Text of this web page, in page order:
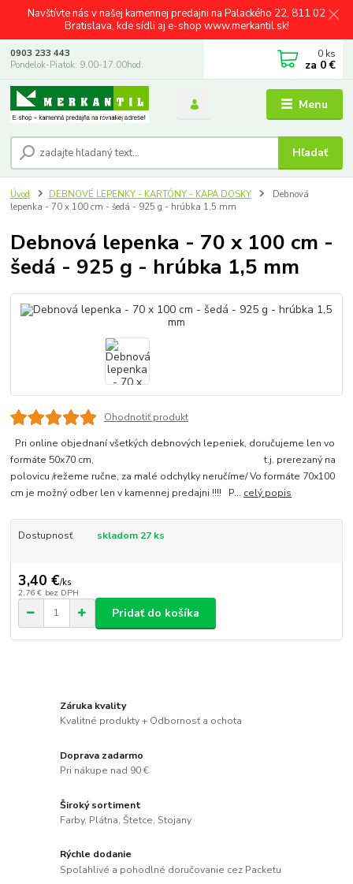
Navštívte nás v našej kamennej predajni na Palackého 22, 811 02
Bratislava, kde sídli aj e-shop www.merkantil.sk!
Menu
Hľadať
0903 233 443
Pondelok-Piatok: 9.00-17.00hod.
0 ks
za 0 €
Úvod DEBNOVÉ LEPENKY - KARTÓNY - KAPA DOSKY
Debnová
lepenka - 70 x 100 cm - šedá - 925 g - hrúbka 1,5 mm
Debnová lepenka - 70 x 100 cm -
šedá - 925 g - hrúbka 1,5 mm
Ohodnotiť produkt
Pri online objednaní všetkých debnových lepeniek, doručujeme len vo
formáte 50x70 cm, t.j. prerezaný na
polovicu /režeme ručne, za malé odchylky neručíme/ Vo formáte 70x100
cm je možný odber len v kamennej predajni !!!! P... celý popis
Dostupnosť skladom 27 ks
3,40 €/ks
2,76 € bez DPH
Pridať do košíka
Záruka kvality
Kvalitné produkty + Odbornosť a ochota
Doprava zadarmo
Pri nákupe nad 90 €
Široký sortiment
Farby, Plátna, Štetce, Stojany
Rýchle dodanie
Spoľahlivé a pohodlné doručovanie cez Packetu